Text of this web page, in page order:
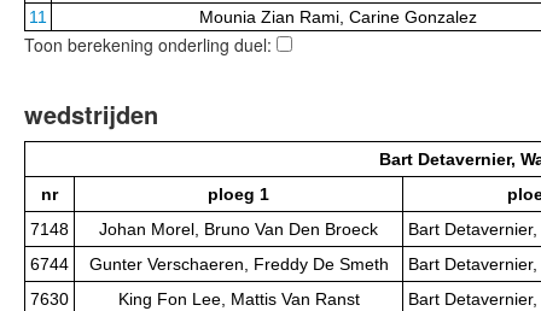
11
Mounia Zian Rami, Carine Gonzalez
Toon berekening onderling duel:
wedstrijden
Bart Detavernier,
nr
ploeg 1
7148
Johan Morel, Bruno Van Den Broeck
Bart
6744
Gunter Verschaeren, Freddy De Smeth
Bart
7630
King Fon Lee, Mattis Van Ranst
Bart